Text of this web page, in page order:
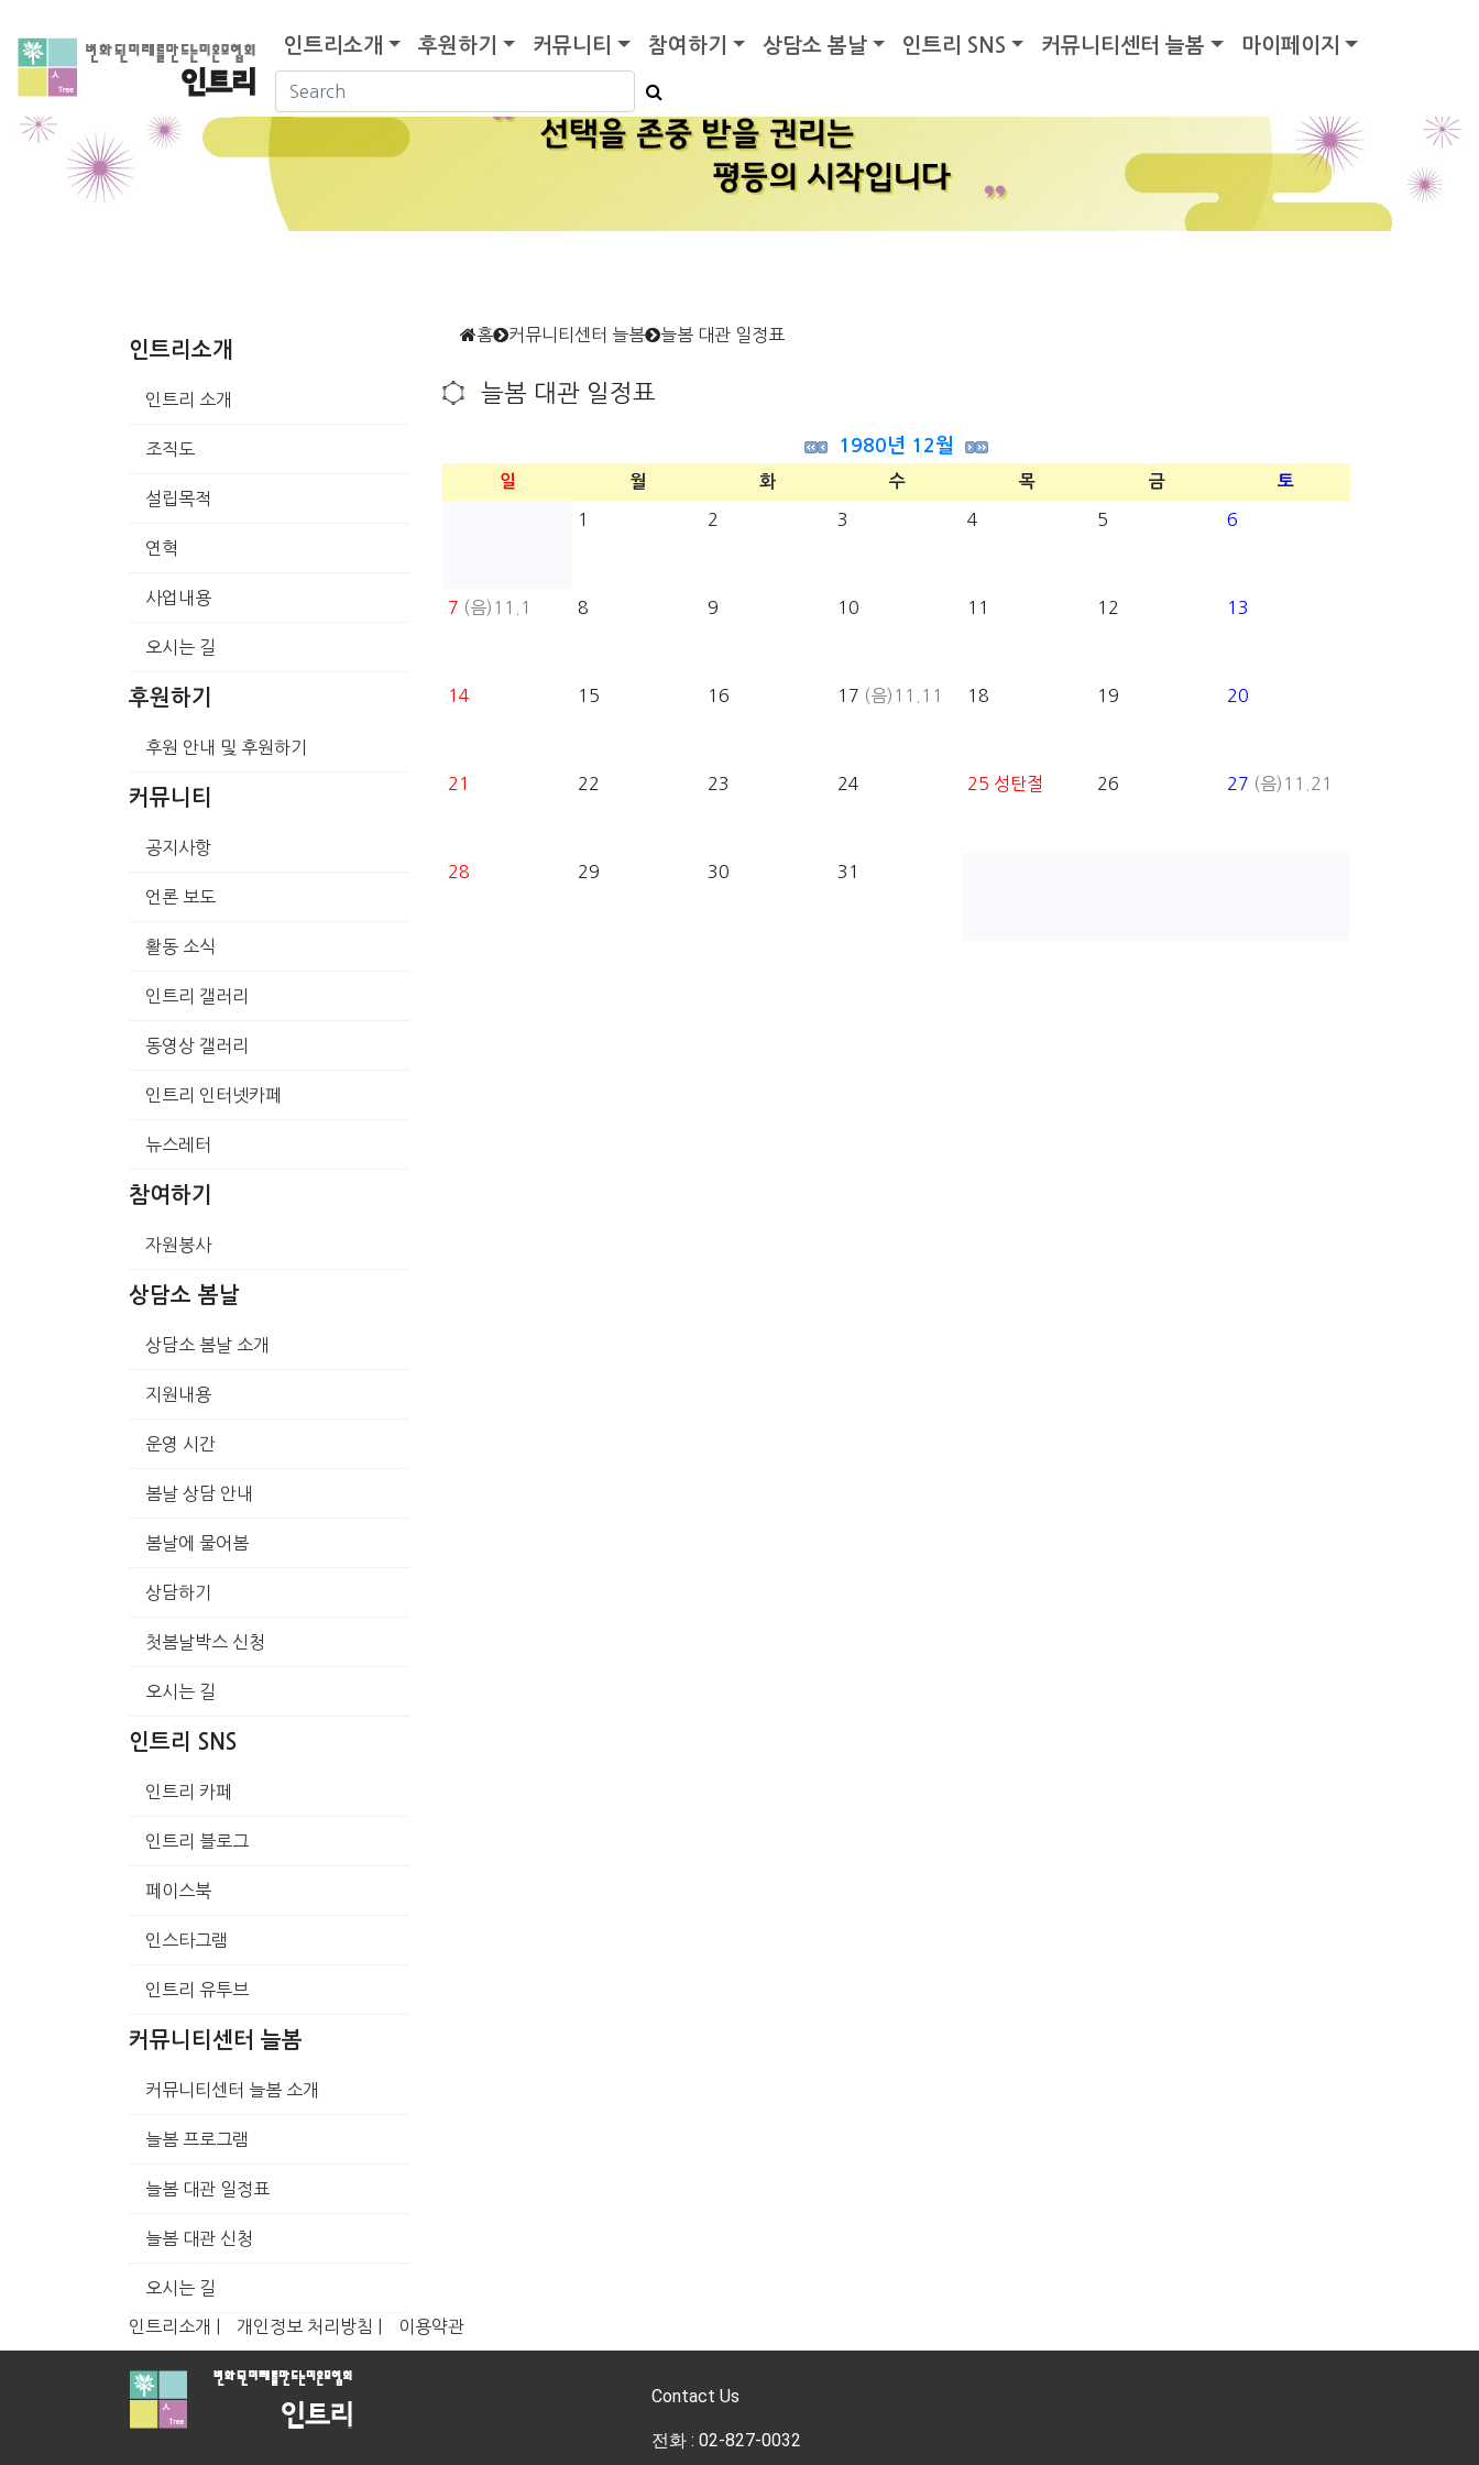
인트리소개 후원하기 커뮤니티 참여하기 상담소 봄날 인트리 SNS 커뮤니티센터 늘봄 마이페이지
인트리소개
인트리 소개
조직도
설립목적
연혁
사업내용
오시는 길
후원하기
후원 안내 및 후원하기
커뮤니티
공지사항
언론 보도
활동 소식
인트리 갤러리
동영상 갤러리
인트리 인터넷카페
뉴스레터
참여하기
자원봉사
상담소 봄날
상담소 봄날 소개
지원내용
운영 시간
봄날 상담 안내
봄날에 물어봄
상담하기
첫봄날박스 신청
오시는 길
인트리 SNS
인트리 카페
인트리 블로그
페이스북
인스타그램
인트리 유투브
커뮤니티센터 늘봄
커뮤니티센터 늘봄 소개
늘봄 프로그램
늘봄 대관 일정표
늘봄 대관 신청
오시는 길
홈 커뮤니티센터 늘봄 늘봄 대관 일정표
늘봄 대관 일정표
1980년 12월
일 월 화 수 목 금 토
1 2 3 4 5 6
7 (음)11.1 8 9 10 11 12 13
14 15 16 17 (음)11.11 18 19 20
21 22 23 24 25 성탄절 26 27 (음)11.21
28 29 30 31
인트리소개 | 개인정보 처리방침 | 이용약관
Contact Us
전화 : 02-827-0032